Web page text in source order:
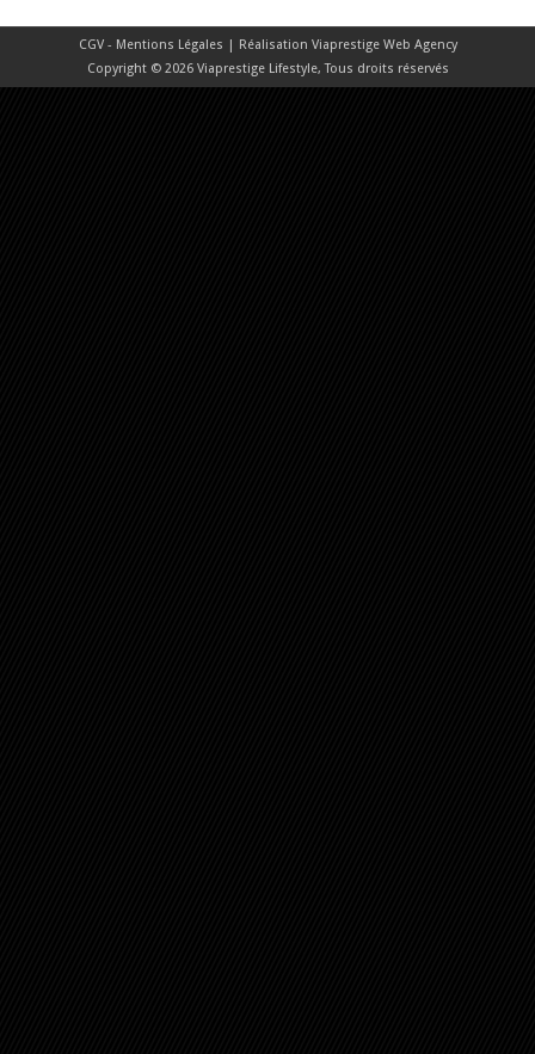
CGV - Mentions Légales | Réalisation Viaprestige Web Agency
Copyright © 2026 Viaprestige Lifestyle, Tous droits réservés